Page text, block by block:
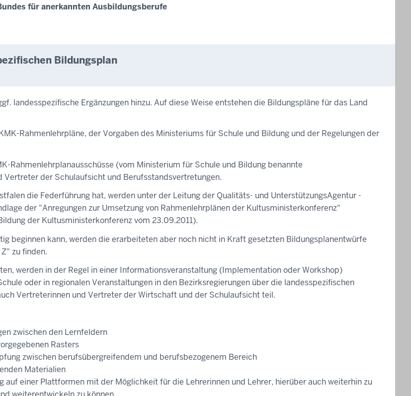
für anerkannten Ausbildungsberufe
Bildungsplan
landesspezifische Ergänzungen hinzu. Auf diese Weise entstehen die Bildungspläne für das Land
Rahmenlehrpläne, der Vorgaben des Ministeriums für Schule und Bildung und der Regelungen der
Rahmenlehrplanausschüsse (vom Ministerium für Schule und Bildung benannte
der Schulaufsicht und Berufsstandsvertretungen.
die Federführung hat, werden unter der Leitung der Qualitäts- und UnterstützungsAgentur -
der "Anregungen zur Umsetzung von Rahmenlehrplänen der Kultusministerkonferenz"
der Kultusministerkonferenz vom 23.09.2011).
beginnen kann, werden die erarbeiteten aber noch nicht in Kraft gesetzten Bildungsplanentwürfe
zu finden.
werden in der Regel in einer Informationsveranstaltung (Implementation oder Workshop)
oder in regionalen Veranstaltungen in den Bezirksregierungen über die landesspezifischen
Vertreterinnen und Vertreter der Wirtschaft und der Schulaufsicht teil.
zwischen den Lernfeldern
Rasters
zwischen berufsübergreifendem und berufsbezogenem Bereich
Materialien
einer Plattformen mit der Möglichkeit für die Lehrerinnen und Lehrer, hierüber auch weiterhin zu